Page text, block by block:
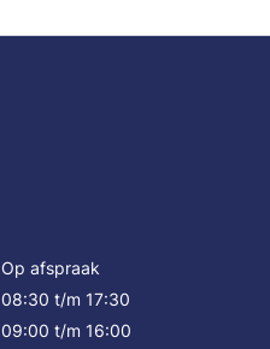
Op afspraak
08:30 t/m 17:30
09:00 t/m 16:00